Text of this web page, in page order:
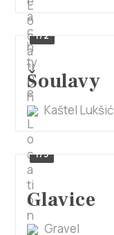
1/2
Šoulavy
Kaštel Lukšić
1/3
Glavice
Gravel